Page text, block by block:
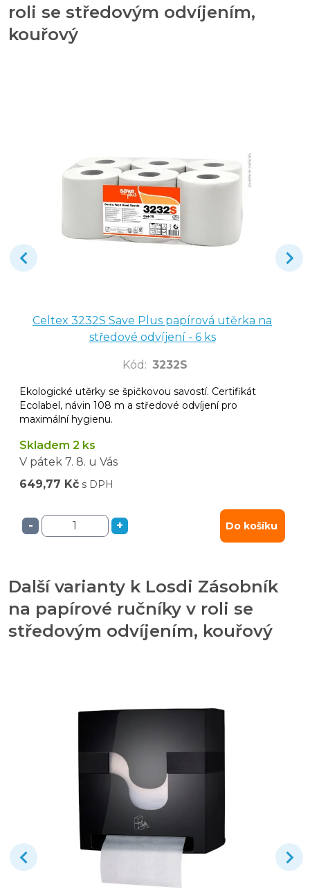
roli se středovým odvíjením,
kouřový
Celtex 3232S Save Plus papírová utěrka na
středové odvíjení - 6 ks
Kód : 3232S
Ekologické utěrky se špičkovou savostí. Certifikát
Ecolabel, návin 108 m a středové odvíjení pro
maximální hygienu.
Skladem 2 ks
V pátek 7. 8. u Vás
649,77 Kč s DPH
- + Do košíku
Další varianty k Losdi Zásobník
na papírové ručníky v roli se
středovým odvíjením, kouřový